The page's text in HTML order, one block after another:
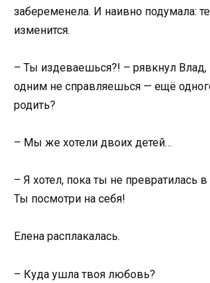
забеременела. И наивно подумала:
изменится.
– Ты издеваешься?! – рявкнул Влад,
одним не справляешься — ещё
родить?
– Мы же хотели двоих детей…
– Я хотел, пока ты не превратилась
Ты посмотри на себя!
Елена расплакалась.
– Куда ушла твоя любовь?